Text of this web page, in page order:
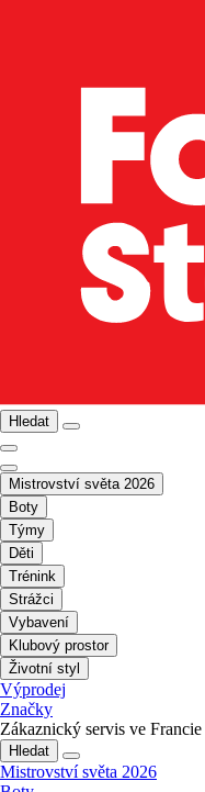
Hledat
Mistrovství světa 2026
Boty
Týmy
Děti
Trénink
Strážci
Vybavení
Klubový prostor
Životní styl
Výprodej
Značky
Zákaznický servis ve Francie
Hledat
Mistrovství světa 2026